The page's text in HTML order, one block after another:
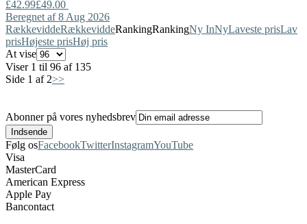
£42.99£49.00
Beregnet af 8 Aug 2026
RækkeviddeRækkeviddeRankingRankingNy InNyLaveste prisLav
prisHøjeste prisHøj pris
At vise
Viser 1 til 96 af 135
Side 1 af 2>>
Abonner på vores nyhedsbrev
Følg osFacebookTwitterInstagramYouTube
Visa
MasterCard
American Express
Apple Pay
Bancontact